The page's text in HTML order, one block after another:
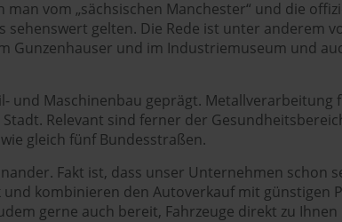
vom „sächsischen Manchester“ und die
gelten. Die Rede ist unter anderem
Gunzenhauser und im Industriemuseum und
und Maschinenbau geprägt.
Relevant sind ferner der
gleich fünf Bundesstraßen.
Fakt ist, dass unser Unternehmen schon
kombinieren den Autoverkauf mit günstigen
gerne auch bereit, Fahrzeuge direkt zu